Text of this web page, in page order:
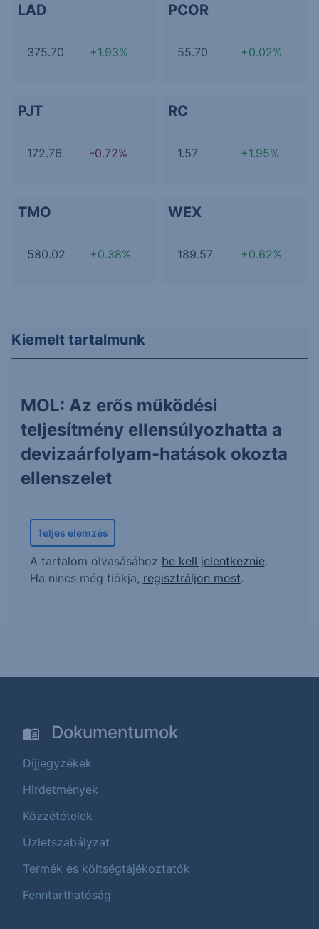
LAD
375.70 +1.93%
PCOR
55.70 +0.02%
PJT
172.76 -0.72%
RC
1.57 +1.95%
TMO
580.02 +0.38%
WEX
189.57 +0.62%
Kiemelt tartalmunk
MOL: Az erős működési
teljesítmény ellensúlyozhatta a
devizaárfolyam-hatások okozta
ellenszelet
Teljes elemzés
A tartalom olvasásához be kell jelentkeznie.
Ha nincs még fiókja, regisztráljon most.
Dokumentumok
Díjjegyzékek
Hirdetmények
Közzétételek
Üzletszabályzat
Termék és költségtájékoztatók
Fenntarthatóság